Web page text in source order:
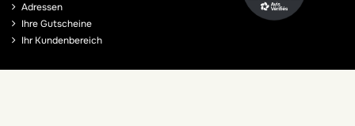
Adressen
Ihre Gutscheine
Ihr Kundenbereich